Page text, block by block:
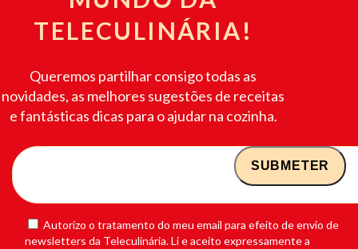
TELECULINÁRIA!
Queremos partilhar consigo todas as
novidades, as melhores sugestões de receitas
e fantásticas dicas para o ajudar na cozinha.
Autorizo o tratamento do meu email para efeito de envio de
newsletters da Teleculinária. Li e aceito expressamente a